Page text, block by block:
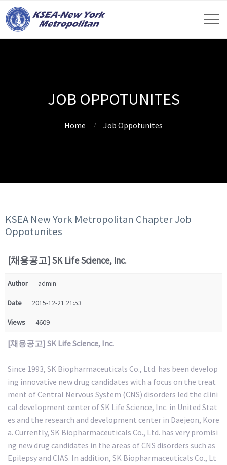
JOB OPPOTUNITES
Home Job Oppotunites
KSEA New York Metropolitan Chapter Job
Oppotunites
[채용공고] SK Life Science, Inc.
Author admin
Date 2015-12-21 21:53
Views 4609
[채용공고] SK Life Science, Inc.
Since 1993, SK Biopharmaceuticals Co., Ltd. has been develop
ing innovative new drug candidates with a focus on the treat
ment of Central Nervous System (CNS) disorders led the clini
cal development center of SK Life Science, Inc. in United Stat
es and the research and development center in Daejeon, Kore
a. Currently, SK Biopharmaceuticals Co., Ltd. has very promisi
ng new drug candidates in the areas of CNS disorders such as
Epilepsy and CIAS. In addition, SK Biopharmaceuticals Co., Lt